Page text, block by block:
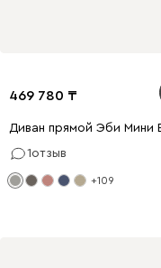
469 780
Диван прямой Эби Мини
1отзыв
+109